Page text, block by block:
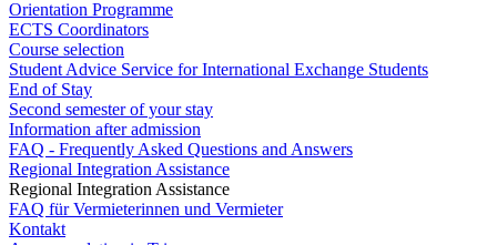
Orientation Programme
ECTS Coordinators
Course selection
Student Advice Service for International Exchange Students
End of Stay
Second semester of your stay
Information after admission
FAQ - Frequently Asked Questions and Answers
Regional Integration Assistance
Regional Integration Assistance
FAQ für Vermieterinnen und Vermieter
Kontakt